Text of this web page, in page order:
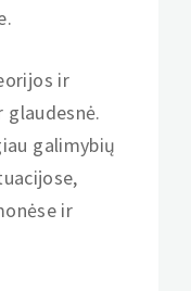
ir
galimybių
ir